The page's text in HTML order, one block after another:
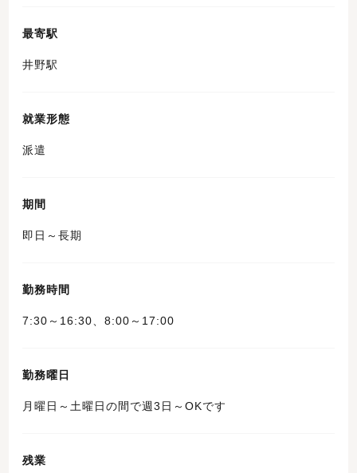
最寄駅
井野駅
就業形態
派遣
期間
即日～長期
勤務時間
7:30～16:30、8:00～17:00
勤務曜日
月曜日～土曜日の間で週3日～OKです
残業